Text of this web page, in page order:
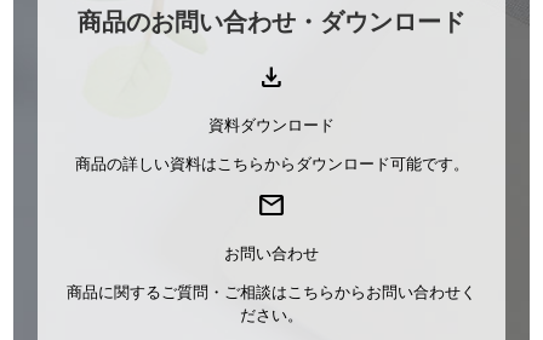
商品のお問い合わせ・ダウンロード
download
資料ダウンロード
商品の詳しい資料はこちらからダウンロード可能です。
mail
お問い合わせ
商品に関するご質問・ご相談はこちらからお問い合わせく
ださい。